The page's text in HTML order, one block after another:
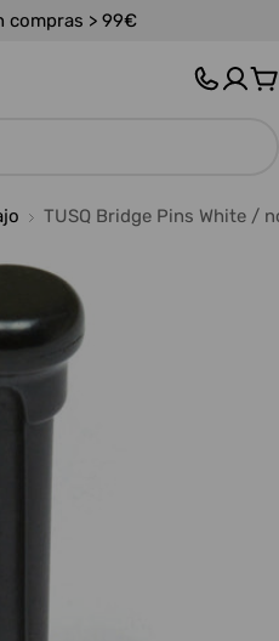
compras > 99€
TUSQ Bridge Pins White /